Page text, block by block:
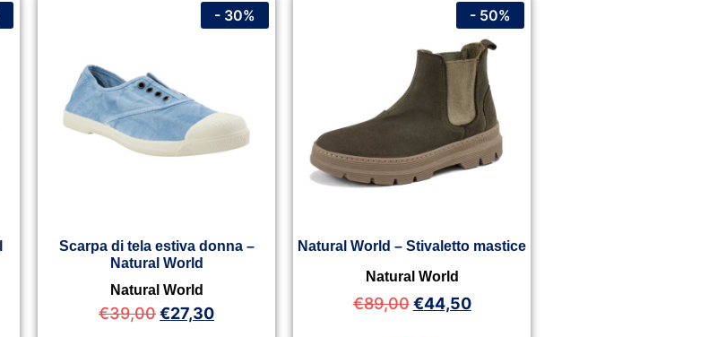
Scarpa di tela estiva donna –
Natural World
Natural World
€39,00€27,30
- 30%
Natural World – Stivaletto mastice
Natural World
€89,00 €44,50
- 50%